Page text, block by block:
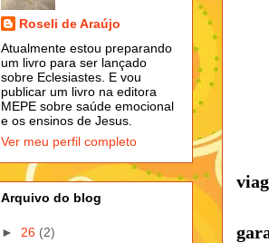
Roseli de Araújo
Atualmente estou preparando
um livro para ser lançado
sobre Eclesiastes. E vou
publicar um livro na editora
MEPE sobre saúde emocional
e os ensinos de Jesus.
Ver meu perfil completo
Arquivo do blog
► 26 (2)